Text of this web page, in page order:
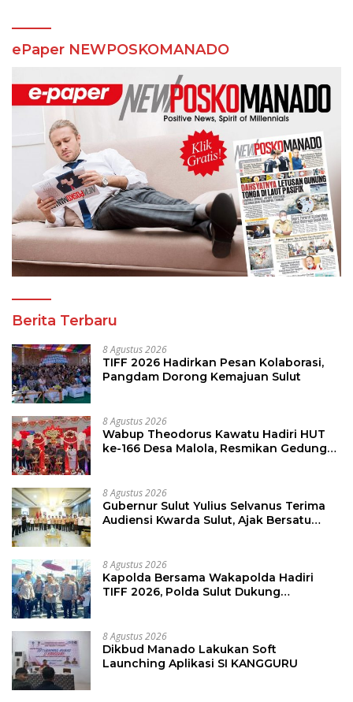
ePaper NEWPOSKOMANADO
Berita Terbaru
8 Agustus 2026
TIFF 2026 Hadirkan Pesan Kolaborasi,
Pangdam Dorong Kemajuan Sulut
8 Agustus 2026
Wabup Theodorus Kawatu Hadiri HUT
ke-166 Desa Malola, Resmikan Gedung
8 Agustus 2026
Gubernur Sulut Yulius Selvanus Terima
Audiensi Kwarda Sulut, Ajak Bersatu
8 Agustus 2026
Kapolda Bersama Wakapolda Hadiri
TIFF 2026, Polda Sulut Dukung
8 Agustus 2026
Dikbud Manado Lakukan Soft
Launching Aplikasi SI KANGGURU